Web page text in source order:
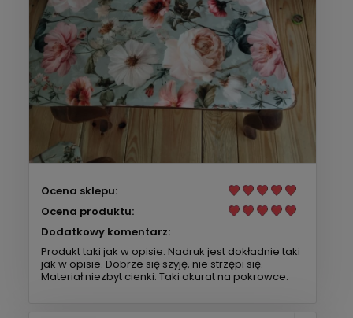
Ocena sklepu:
Ocena produktu:
Dodatkowy komentarz:
Produkt taki jak w opisie. Nadruk jest dokładnie taki
jak w opisie. Dobrze się szyję, nie strzępi się.
Materiał niezbyt cienki. Taki akurat na pokrowce.